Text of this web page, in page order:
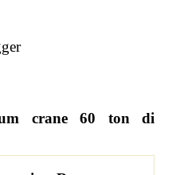
crane 60 ton di